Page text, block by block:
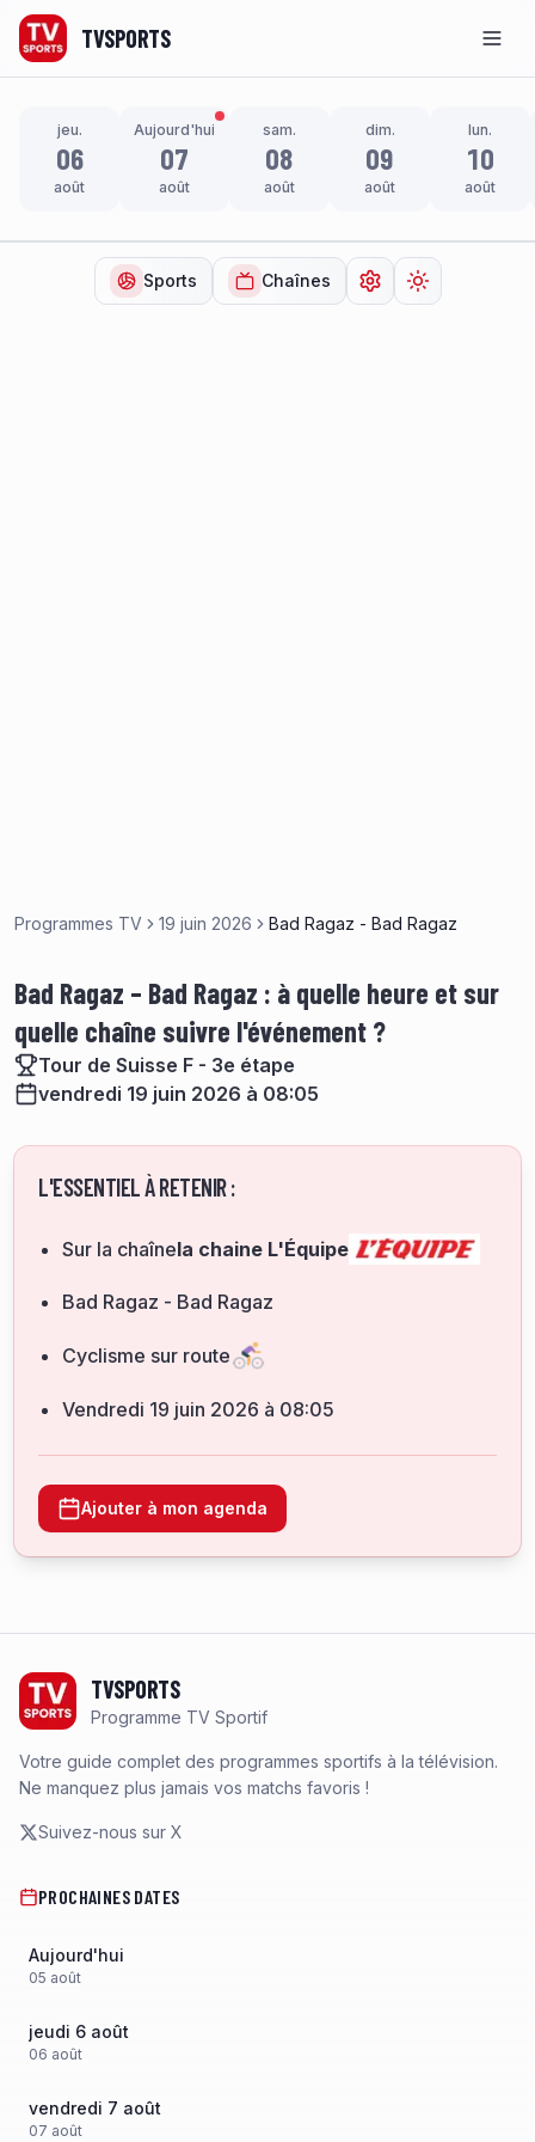
TVSPORTS
jeu.
06
août
Aujourd'hui
07
août
sam.
08
août
dim.
09
août
lun.
10
août
Sports Chaînes Ouvrir lesChanger de
Programmes TV 19 juin 2026 Bad Ragaz - Bad Ragaz
Bad Ragaz – Bad Ragaz : à quelle heure et sur
quelle chaîne suivre l'événement ?
Tour de Suisse F - 3e étape
vendredi 19 juin 2026 à 08:05
L'ESSENTIEL À RETENIR :
Sur la chaînela chaine L'Équipe
Bad Ragaz - Bad Ragaz
Cyclisme sur route
vendredi 19 juin 2026 à 08:05
Ajouter à mon agenda
TVSPORTS
Programme TV Sportif
Votre guide complet des programmes sportifs à la télévision.
Ne manquez plus jamais vos matchs favoris !
Suivez-nous sur X
PROCHAINES DATES
Aujourd'hui
05 août
jeudi 6 août
06 août
vendredi 7 août
07 août